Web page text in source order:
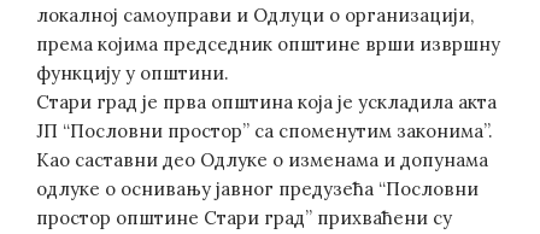
локалној самоуправи и Одлуци о организацији,
према којима председник општине врши извршну
функцију у општини.
Стари град је прва општина која је ускладила акта
ЈП “Пословни простор” са споменутим законима”.
Као саставни део Одлуке о изменама и допунама
одлуке о оснивању јавног предузећа “Пословни
простор општине Стари град” прихваћени су